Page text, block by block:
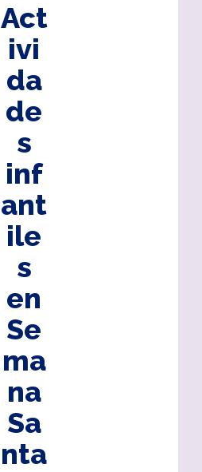
Act
ivi
da
de
s
inf
ant
ile
s
en
Se
ma
na
Sa
nta